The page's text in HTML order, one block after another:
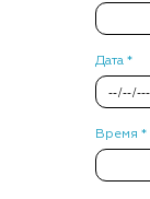
Дата *
Время *